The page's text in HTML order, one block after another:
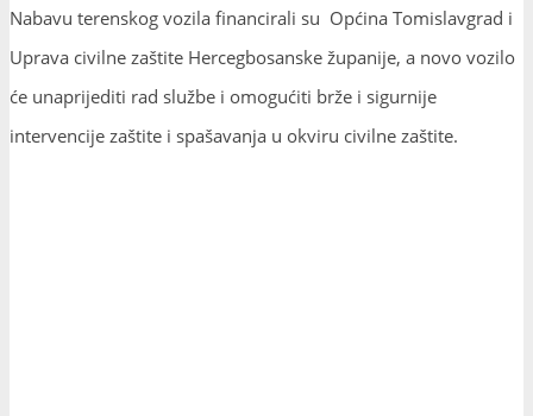
Nabavu terenskog vozila financirali su Općina Tomislavgrad i
Uprava civilne zaštite Hercegbosanske županije, a novo vozilo
će unaprijediti rad službe i omogućiti brže i sigurnije
intervencije zaštite i spašavanja u okviru civilne zaštite.